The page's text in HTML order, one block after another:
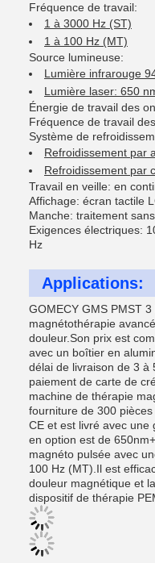
Fréquence de travail:
1 à 3000 Hz (ST)
1 à 100 Hz (MT)
Source lumineuse:
Lumière infrarouge
Lumière laser: 650
Énergie de travail des
Fréquence de travail
Système de
Refroidissement par
Refroidissement par
Travail en veille: en
Affichage: écran tactile
Manche: traitement
Exigences électriques:
Hz
Applications:
GOMECY GMS PMST
magnétothérapie
douleur.Son prix est
avec un boîtier en
délai de livraison de 3 à
paiement de carte de
machine de thérapie
fourniture de 300
CE et est livré avec
en option est de
magnéto pulsée avec
100 Hz (MT).Il est
douleur magnétique et
dispositif de thérapie